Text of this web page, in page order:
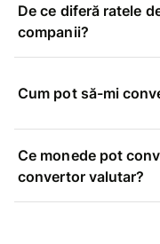
De ce diferă ratele
companii?
Cum pot să-mi
Ce monede pot
convertor valutar?